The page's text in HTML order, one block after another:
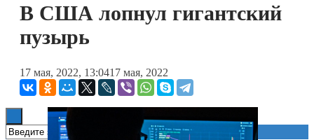
Книги
В США лопнул гигантский
пузырь
17 мая, 2022, 13:0417 мая, 2022